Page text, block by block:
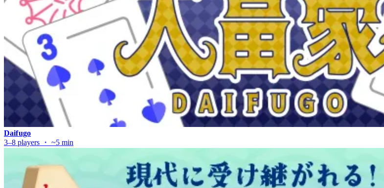
Daifugo
3–8 players ・ ~5 min